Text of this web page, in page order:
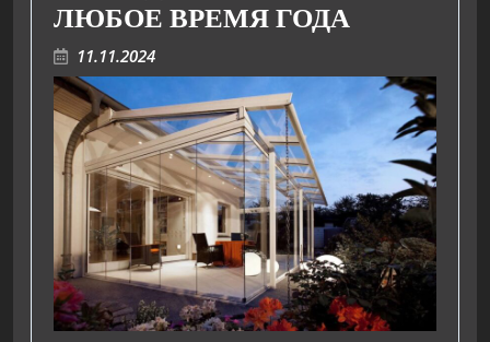
ЛЮБОЕ ВРЕМЯ ГОДА
11.11.2024